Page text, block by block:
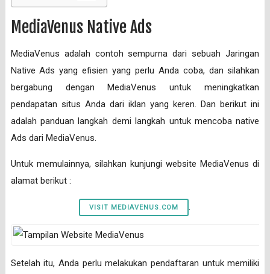
MediaVenus Native Ads
MediaVenus adalah contoh sempurna dari sebuah Jaringan
Native Ads yang efisien yang perlu Anda coba, dan silahkan
bergabung dengan MediaVenus untuk meningkatkan
pendapatan situs Anda dari iklan yang keren. Dan berikut ini
adalah panduan langkah demi langkah untuk mencoba native
Ads dari MediaVenus.
Untuk memulainnya, silahkan kunjungi website MediaVenus di
alamat berikut :
VISIT MEDIAVENUS.COM .
Setelah itu, Anda perlu melakukan pendaftaran untuk memiliki